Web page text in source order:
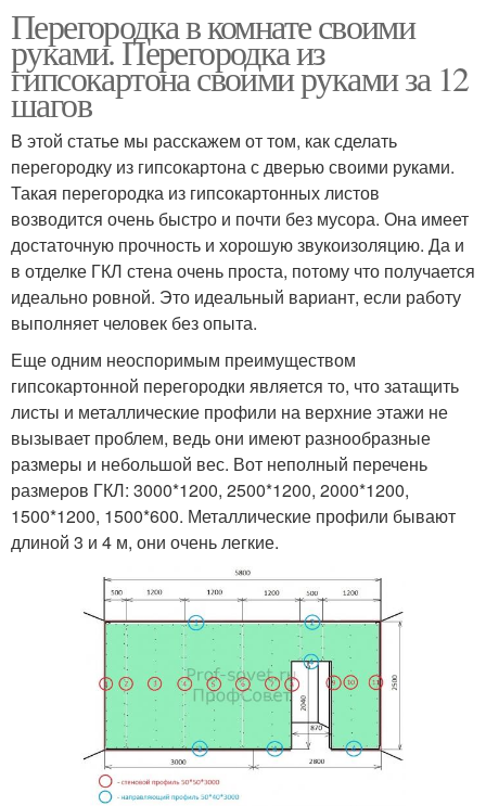
Перегородка в комнате своими
руками. Перегородка из
гипсокартона своими руками за 12
шагов
В этой статье мы расскажем от том, как сделать
перегородку из гипсокартона с дверью своими руками.
Такая перегородка из гипсокартонных листов
возводится очень быстро и почти без мусора. Она имеет
достаточную прочность и хорошую звукоизоляцию. Да и
в отделке ГКЛ стена очень проста, потому что получается
идеально ровной. Это идеальный вариант, если работу
выполняет человек без опыта.
Еще одним неоспоримым преимуществом
гипсокартонной перегородки является то, что затащить
листы и металлические профили на верхние этажи не
вызывает проблем, ведь они имеют разнообразные
размеры и небольшой вес. Вот неполный перечень
размеров ГКЛ: 3000*1200, 2500*1200, 2000*1200,
1500*1200, 1500*600. Металлические профили бывают
длиной 3 и 4 м, они очень легкие.